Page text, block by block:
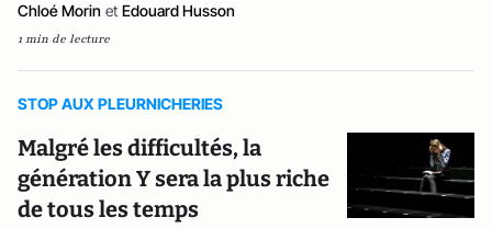
Chloé Morin et Edouard Husson
1 min de lecture
STOP AUX PLEURNICHERIES
Malgré les difficultés, la
génération Y sera la plus riche
de tous les temps